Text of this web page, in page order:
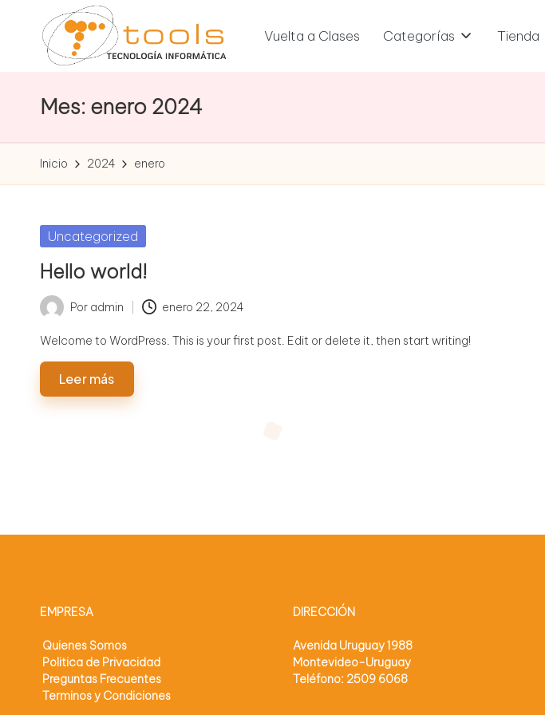
o
o
l
s
T
e
c
n
o
í
tienda
de
Vuelta a Clases Categorías Tienda
Mes: enero 2024
Inicio 2024 enero
Publicada
Uncategorized
Hello world!
Publicado
por
Por admin enero 22, 2024
Welcome to WordPress. This is your first post. Edit or delete it, then start writing!
Leer más
EMPRESA
Quienes Somos
Politica de Privacidad
Preguntas Frecuentes
Terminos y Condiciones
DIRECCIÓN
Avenida Uruguay 1988
Montevideo-Uruguay
Teléfono: 2509 6068